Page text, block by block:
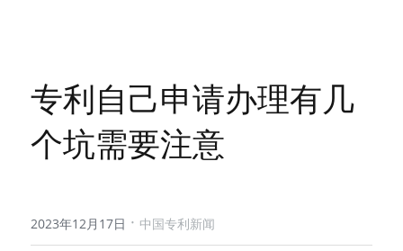
专利自己申请办理有几
个坑需要注意
2023年12月17日 · 中国专利新闻